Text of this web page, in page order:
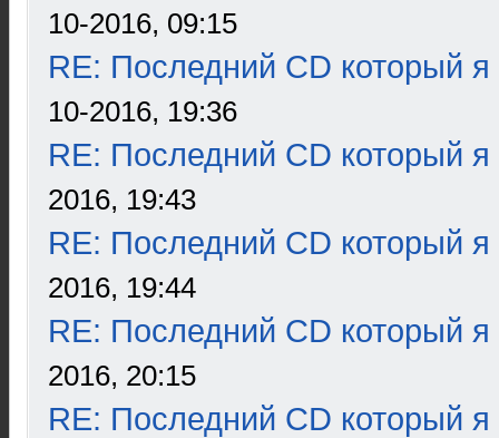
10-2016, 09:15
RE: Последний CD который я
10-2016, 19:36
RE: Последний CD который я
2016, 19:43
RE: Последний CD который я
2016, 19:44
RE: Последний CD который я
2016, 20:15
RE: Последний CD который я